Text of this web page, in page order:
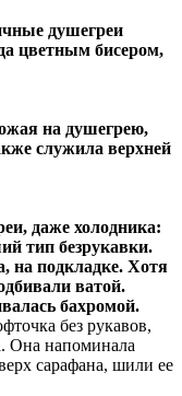
душегреи
цветным бисером,
на душегрею,
служила верхней
даже холодника:
тип безрукавки.
на подкладке. Хотя
ватой.
бахромой.
без рукавов,
Она напоминала
сарафана, шили ее